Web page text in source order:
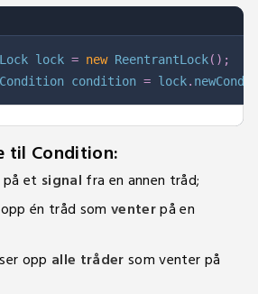
Lock lock = new ReentrantLock( ) ;
Condition condition = lock.
til Condition:
et signal fra en annen tråd;
én tråd som venterpå en
opp alle trådersom venter på